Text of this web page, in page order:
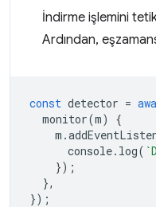
İndirme işlemini
Ardından,
const detector =
monitor(m)
{
m .
console. log(
});
},
});